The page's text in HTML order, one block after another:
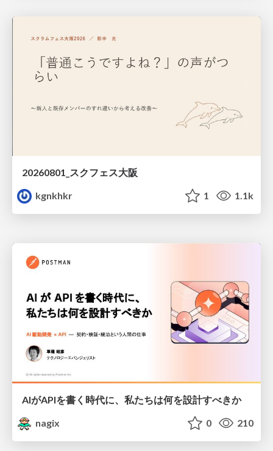
20260801_スクフェス大阪
kgnkhkr
1 1.1k
AIがAPIを書く時代に、私たちは何を設計すべきか
nagix
0 210